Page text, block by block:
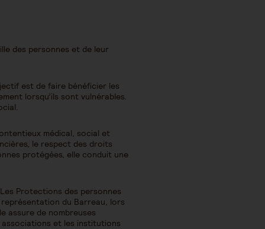
des personnes et de leur
est de faire bénéficier les
lorsqu’ils sont vulnérables.
médical, social et
le respect des droits
protégées, elle conduit une
Protections des personnes
du Barreau, lors
assure de nombreuses
associations et les institutions